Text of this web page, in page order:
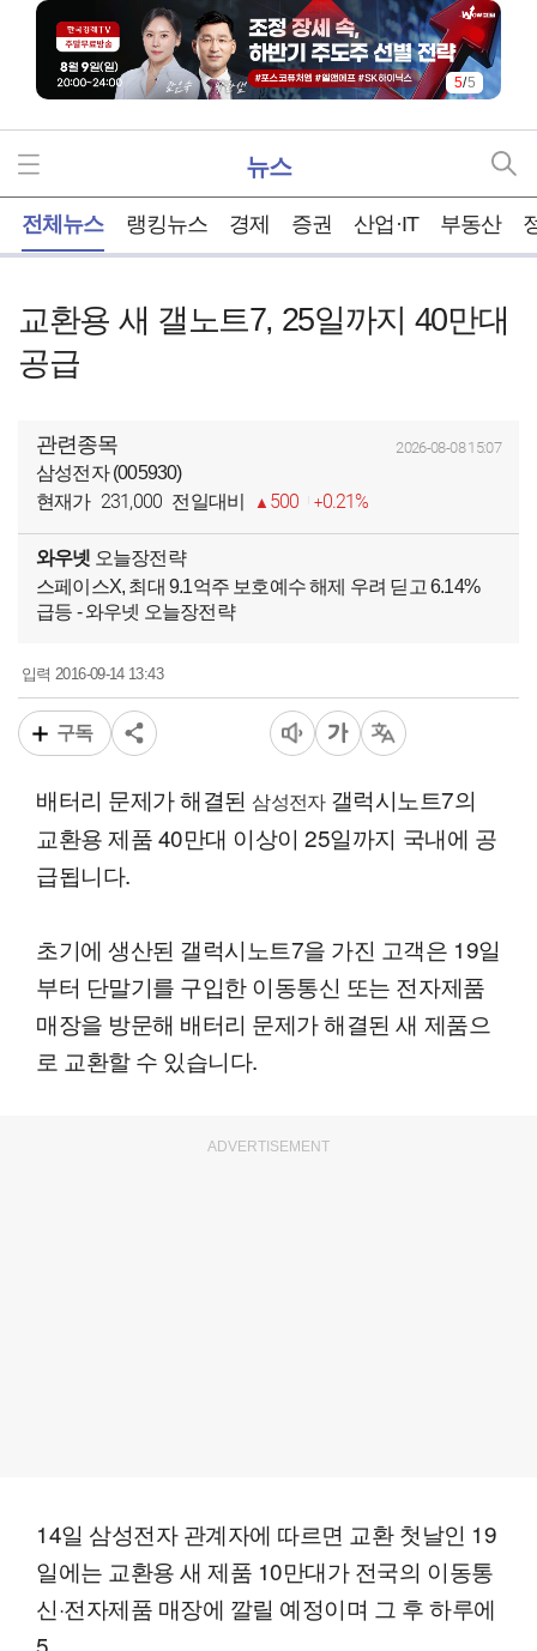
5/5
뉴스
전체뉴스 랭킹뉴스 경제 증권 산업·IT 부동산
교환용 새 갤노트7, 25일까지 40만대
공급
관련종목 2026-08-08 15:07
삼성전자 (005930)
현재가 231,000 전일대비 500 0.21%
와우넷 오늘장전략
스페이스X, 최대 9.1억주 보호예수 해제 우려 딛고 6.14%
급등 - 와우넷 오늘장전략
입력2016-09-14 13:43
구독
배터리 문제가 해결된 삼성전자갤럭시노트7의
교환용 제품 40만대 이상이 25일까지 국내에 공
급됩니다.
초기에 생산된 갤럭시노트7을 가진 고객은 19일
부터 단말기를 구입한 이동통신 또는 전자제품
매장을 방문해 배터리 문제가 해결된 새 제품으
로 교환할 수 있습니다.
ADVERTISEMENT
14일 삼성전자 관계자에 따르면 교환 첫날인 19
일에는 교환용 새 제품 10만대가 전국의 이동통
신·전자제품 매장에 깔릴 예정이며 그 후 하루에